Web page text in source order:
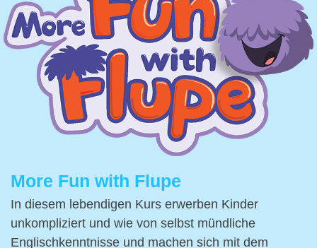
More Fun with Flupe
In diesem lebendigen Kurs erwerben Kinder
unkompliziert und wie von selbst mündliche
Englischkenntnisse und machen sich mit dem